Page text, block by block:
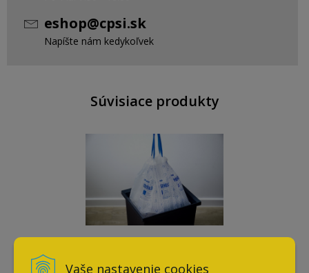
Vaše nastavenie cookies
eshop@cpsi.sk
Napíšte nám kedykoľvek
Súvisiace produkty
odpad M 15ks 15l-19l